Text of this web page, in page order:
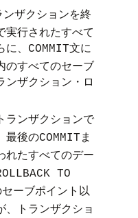
ザクションを終
実行されたすべて
、
COMMIT文に
のすべてのセーブ
ンザクション・ロ
ランザクションで
最後のCOMMIT ま
れたすべてのデー
TO
ーブポイント以
、トランザクショ